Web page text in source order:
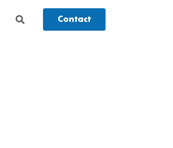
Contact